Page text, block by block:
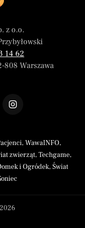
z o.o.
14 62
Warszawa
, WawaINFO,
zwierząt, Techgame,
i Ogródek, Świat